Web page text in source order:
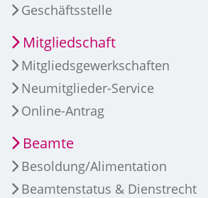
Geschäftsstelle
Mitgliedschaft
Mitgliedsgewerkschaften
Neumitglieder-Service
Online-Antrag
Beamte
Besoldung/Alimentation
Beamtenstatus & Dienstrecht